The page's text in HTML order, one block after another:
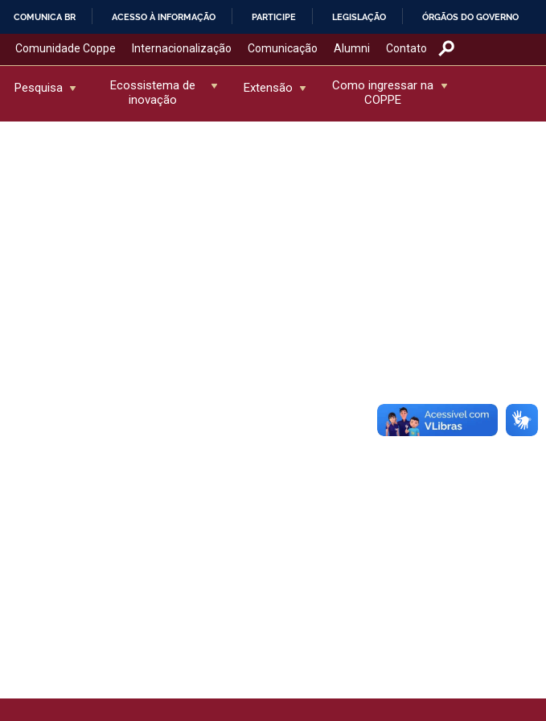
COMUNICA BR ACESSO À INFORMAÇÃO PARTICIPE LEGISLAÇÃO ÓRGÃOS DO GOVERNO
Comunidade Coppe Internacionalização Comunicação Alumni Contato
Pesquisa
Ecossistema de
inovação
Extensão
Como ingressar na
COPPE